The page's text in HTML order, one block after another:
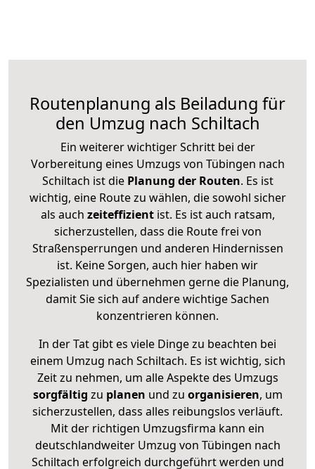
Routenplanung als Beiladung für
den Umzug nach Schiltach
Ein weiterer wichtiger Schritt bei der
Vorbereitung eines Umzugs von Tübingen nach
Schiltach ist diePlanung der Routen. Es ist
wichtig, eine Route zu wählen, die sowohl sicher
als auch zeiteffizientist. Es ist auch ratsam,
sicherzustellen, dass die Route frei von
Straßensperrungen und anderen Hindernissen
ist. Keine Sorgen, auch hier haben wir
Spezialisten und übernehmen gerne die Planung,
damit Sie sich auf andere wichtige Sachen
konzentrieren können.
In der Tat gibt es viele Dinge zu beachten bei
einem Umzug nach Schiltach. Es ist wichtig, sich
Zeit zu nehmen, um alle Aspekte des Umzugs
sorgfältig zu planen und zu organisieren, um
sicherzustellen, dass alles reibungslos verläuft.
Mit der richtigen Umzugsfirma kann ein
deutschlandweiter Umzug von Tübingen nach
Schiltach erfolgreich durchgeführt werden und